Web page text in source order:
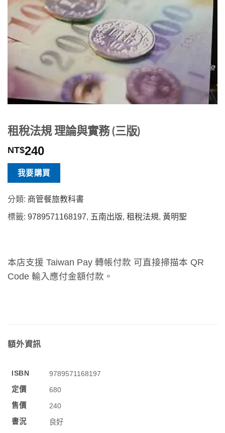
租稅法規 理論與實務 (三版)
NT$240
我要購買
分類: 商管餐旅教科書
標籤: 9789571168197, 五南出版, 租稅法規, 黃明聖
本店支援 Taiwan Pay 轉帳付款 可直接掃描本 QR
Code 輸入應付金額付款。
額外資訊
ISBN
9789571168197
定價
680
售價
240
書況
良好